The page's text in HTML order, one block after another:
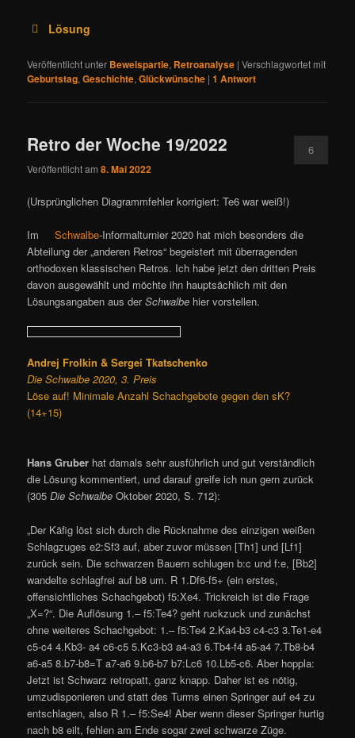
Lösung
Veröffentlicht unter Beweispartie, Retroanalyse |Verschlagwortet mit
Geburtstag,Geschichte,Glückwünsche |1 Antwort
Retro der Woche 19/2022
Veröffentlicht am8. Mai 2022
6
(Ursprünglichen Diagrammfehler korrigiert: Te6 war weiß!)
Im Schwalbe-Informalturnier 2020 hat mich besonders die
Abteilung der „anderen Retros“ begeistert mit überragenden
orthodoxen klassischen Retros. Ich habe jetzt den dritten Preis
davon ausgewählt und möchte ihn hauptsächlich mit den
Lösungsangaben aus derSchwalbe hier vorstellen.
Andrej Frolkin & Sergei Tkatschenko
Die Schwalbe 2020, 3. Preis
Löse auf! Minimale Anzahl Schachgebote gegen den sK?
(14+15)
Hans Gruber hat damals sehr ausführlich und gut verständlich
die Lösung kommentiert, und darauf greife ich nun gern zurück
(305Die Schwalbe Oktober 2020, S. 712):
„Der Käfig löst sich durch die Rücknahme des einzigen weißen
Schlagzuges e2:Sf3 auf, aber zuvor müssen [Th1] und [Lf1]
zurück sein. Die schwarzen Bauern schlugen b:c und f:e, [Bb2]
wandelte schlagfrei auf b8 um. R 1.Df6-f5+ (ein erstes,
offensichtliches Schachgebot) f5:Xe4. Trickreich ist die Frage
„X=?“. Die Auflösung 1.– f5:Te4? geht ruckzuck und zunächst
ohne weiteres Schachgebot: 1.– f5:Te4 2.Ka4-b3 c4-c3 3.Te1-e4
c5-c4 4.Kb3- a4 c6-c5 5.Kc3-b3 a4-a3 6.Tb4-f4 a5-a4 7.Tb8-b4
a6-a5 8.b7-b8=T a7-a6 9.b6-b7 b7:Lc6 10.Lb5-c6. Aber hoppla:
Jetzt ist Schwarz retropatt, ganz knapp. Daher ist es nötig,
umzudisponieren und statt des Turms einen Springer auf e4 zu
entschlagen, also R 1.– f5:Se4! Aber wenn dieser Springer hurtig
nach b8 eilt, fehlen am Ende sogar zwei schwarze Züge.